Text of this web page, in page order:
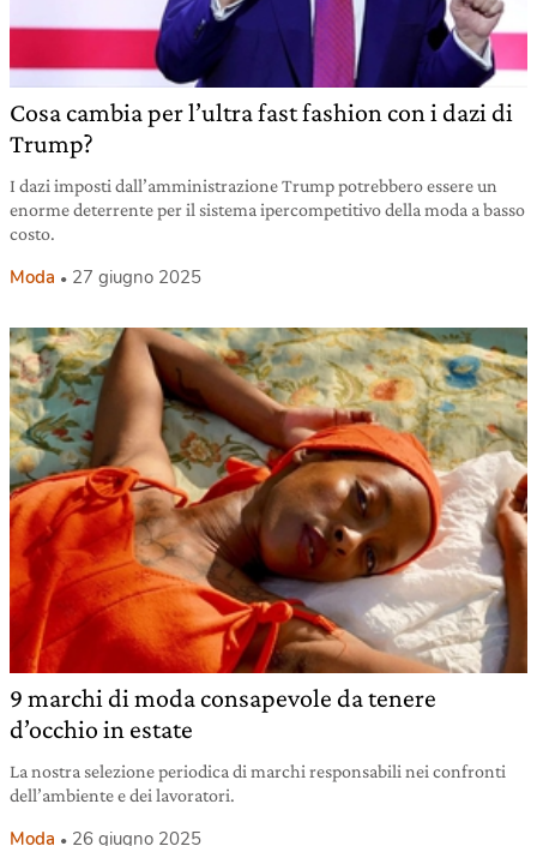
Cosa cambia per l’ultra fast fashion con i dazi di
Trump?
I dazi imposti dall’amministrazione Trump potrebbero essere un
enorme deterrente per il sistema ipercompetitivo della moda a basso
costo.
Moda 27 giugno 2025
9 marchi di moda consapevole da tenere
d’occhio in estate
La nostra selezione periodica di marchi responsabili nei confronti
dell’ambiente e dei lavoratori.
Moda 26 giugno 2025